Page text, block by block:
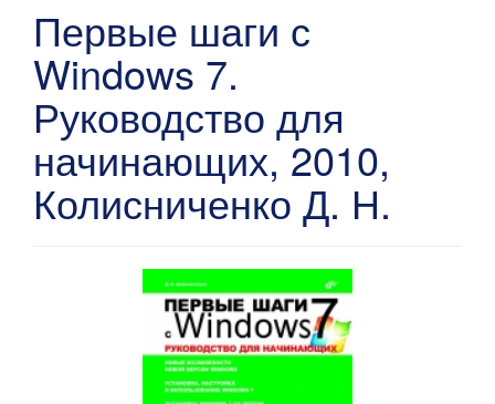
Первые шаги с
Windows 7.
Руководство для
начинающих, 2010,
Колисниченко Д. Н.